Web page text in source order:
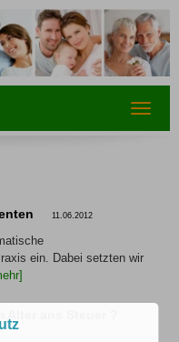
Toggle
11.06.2012
ein. Dabei setzten wir
ans Steuer ?